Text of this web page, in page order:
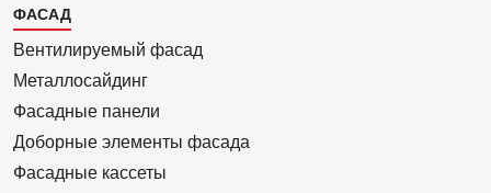
Каталог
2
ФАСАД
Вентилиру­емый фасад
Металло­сайдинг
Фасадные панели
Доборные элементы фасада
Фасадные кассеты